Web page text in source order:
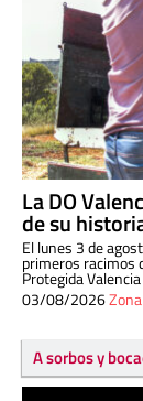
La DO
de su
El lunes 3 de
primeros racimos
Protegida
03/08/2026
A sorbos y